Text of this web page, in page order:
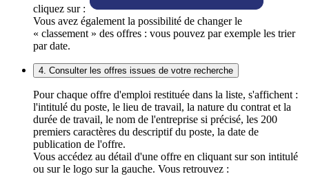
cliquez sur :
Vous avez également la possibilité de changer le
« classement » des offres : vous pouvez par exemple les trier
par date.
4. Consulter les offres issues de votre recherche
Pour chaque offre d'emploi restituée dans la liste, s'affichent :
l'intitulé du poste, le lieu de travail, la nature du contrat et la
durée de travail, le nom de l'entreprise si précisé, les 200
premiers caractères du descriptif du poste, la date de
publication de l'offre.
Vous accédez au détail d'une offre en cliquant sur son intitulé
ou sur le logo sur la gauche. Vous retrouvez :